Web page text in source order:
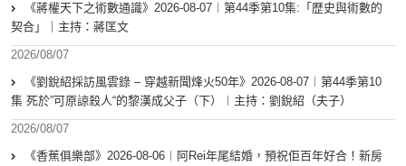
《蔣權天下之術數通識》2026-08-07︱第44季第10集:「歴史與術數的
契合」｜主持：蔣匡文
2026/08/07
《劉銳紹採訪風雲錄 – 穿越新聞烽火50年》2026-08-07︱第44季第10
集 死於”可原諒殺人“的黎漢成父子（下）︱主持：劉銳紹（夫子）
2026/08/07
《香蕉俱樂部》2026-08-06︱阿Rei年尾結婚，預祝佢百年好合！新房